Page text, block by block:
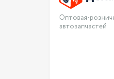
Оптовая-
автозапчастей